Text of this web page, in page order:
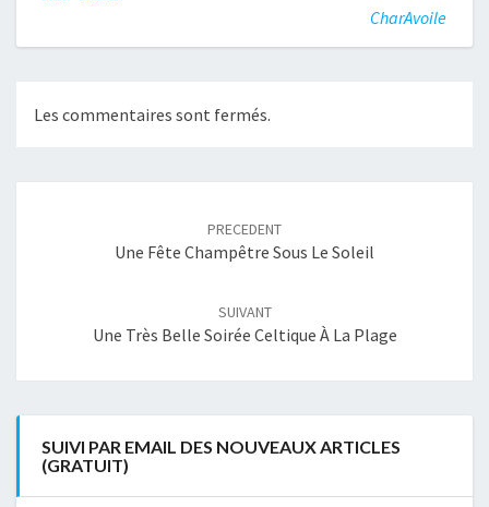
CharAvoile
Les commentaires sont fermés.
PRECEDENT
Une Fête Champêtre Sous Le Soleil
SUIVANT
Une Très Belle Soirée Celtique À La Plage
SUIVI PAR EMAIL DES NOUVEAUX ARTICLES
(GRATUIT)